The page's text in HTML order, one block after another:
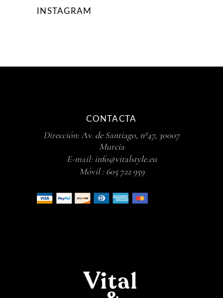
INSTAGRAM
CONTACTA
Dirección:Av. de Santiago, nº47, 30007
Murcia
E-mail: info@vitalstyle.eu
Móvil : 605 722 959